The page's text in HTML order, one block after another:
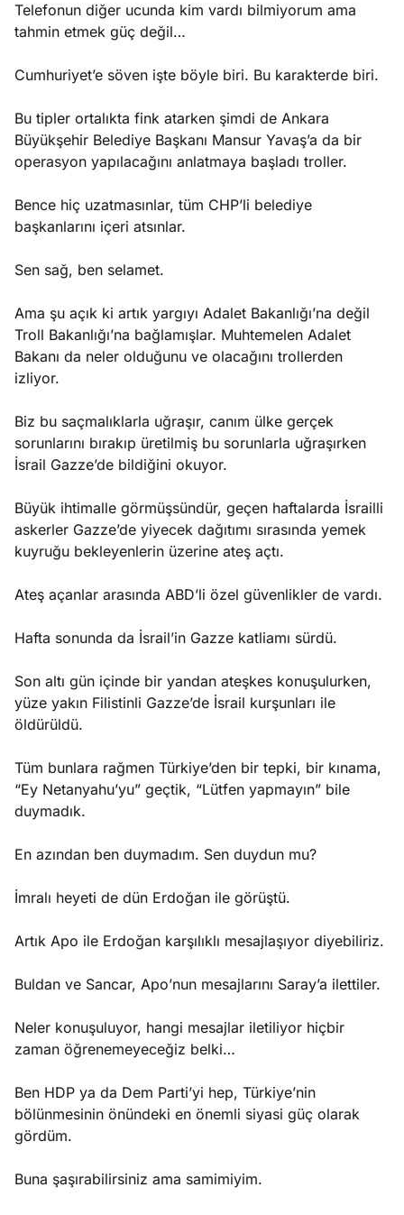
Telefonun diğer ucunda kim vardı bilmiyorum ama
tahmin etmek güç değil…
Cumhuriyet’e söven işte böyle biri. Bu karakterde biri.
Bu tipler ortalıkta fink atarken şimdi de Ankara
Büyükşehir Belediye Başkanı Mansur Yavaş’a da bir
operasyon yapılacağını anlatmaya başladı troller.
Bence hiç uzatmasınlar, tüm CHP’li belediye
başkanlarını içeri atsınlar.
Sen sağ, ben selamet.
Ama şu açık ki artık yargıyı Adalet Bakanlığı’na değil
Troll Bakanlığı’na bağlamışlar. Muhtemelen Adalet
Bakanı da neler olduğunu ve olacağını trollerden
izliyor.
Biz bu saçmalıklarla uğraşır, canım ülke gerçek
sorunlarını bırakıp üretilmiş bu sorunlarla uğraşırken
İsrail Gazze’de bildiğini okuyor.
Büyük ihtimalle görmüşsündür, geçen haftalarda İsrailli
askerler Gazze’de yiyecek dağıtımı sırasında yemek
kuyruğu bekleyenlerin üzerine ateş açtı.
Ateş açanlar arasında ABD’li özel güvenlikler de vardı.
Hafta sonunda da İsrail’in Gazze katliamı sürdü.
Son altı gün içinde bir yandan ateşkes konuşulurken,
yüze yakın Filistinli Gazze’de İsrail kurşunları ile
öldürüldü.
Tüm bunlara rağmen Türkiye’den bir tepki, bir kınama,
“Ey Netanyahu’yu” geçtik, “Lütfen yapmayın” bile
duymadık.
En azından ben duymadım. Sen duydun mu?
İmralı heyeti de dün Erdoğan ile görüştü.
Artık Apo ile Erdoğan karşılıklı mesajlaşıyor diyebiliriz.
Buldan ve Sancar, Apo’nun mesajlarını Saray’a ilettiler.
Neler konuşuluyor, hangi mesajlar iletiliyor hiçbir
zaman öğrenemeyeceğiz belki…
Ben HDP ya da Dem Parti’yi hep, Türkiye’nin
bölünmesinin önündeki en önemli siyasi güç olarak
gördüm.
Buna şaşırabilirsiniz ama samimiyim.